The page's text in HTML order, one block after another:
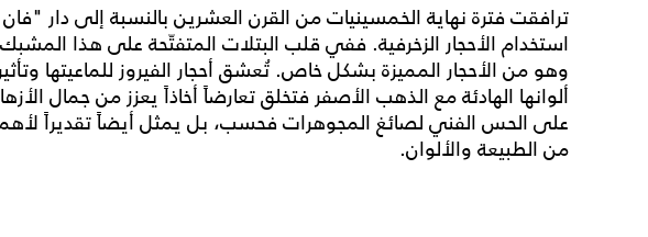
ترافقت فترة نهاية الخمسينيات من القرن العشرين بالنسبة إلى دار
استخدام الأحجار الزخرفية. ففي قلب البتلات المتفتّحة على هذا
وهو من الأحجار المميزة بشكل خاص. تُعشق أحجار الفيروز للماعيتها
ألوانها الهادئة مع الذهب الأصفر فتخلق تعارضاً أخاذاً يعزز من جمال
على الحس الفني لصائغ المجوهرات فحسب، بل يمثل أيضاً تقديراً
من الطبيعة والألوان.